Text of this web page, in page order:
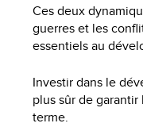
Ces deux
guerres et les
essentiels au
Investir dans le
plus sûr de
terme.